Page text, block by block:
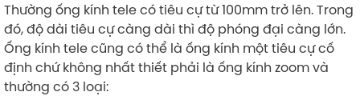
Thường ống kính tele có tiêu cự từ 100mm trở lên. Trong
đó, độ dài tiêu cự càng dài thì độ phóng đại càng lớn.
Ống kính tele cũng có thể là ống kính một tiêu cự cố
định chứ không nhất thiết phải là ống kính zoom và
thường có 3 loại: